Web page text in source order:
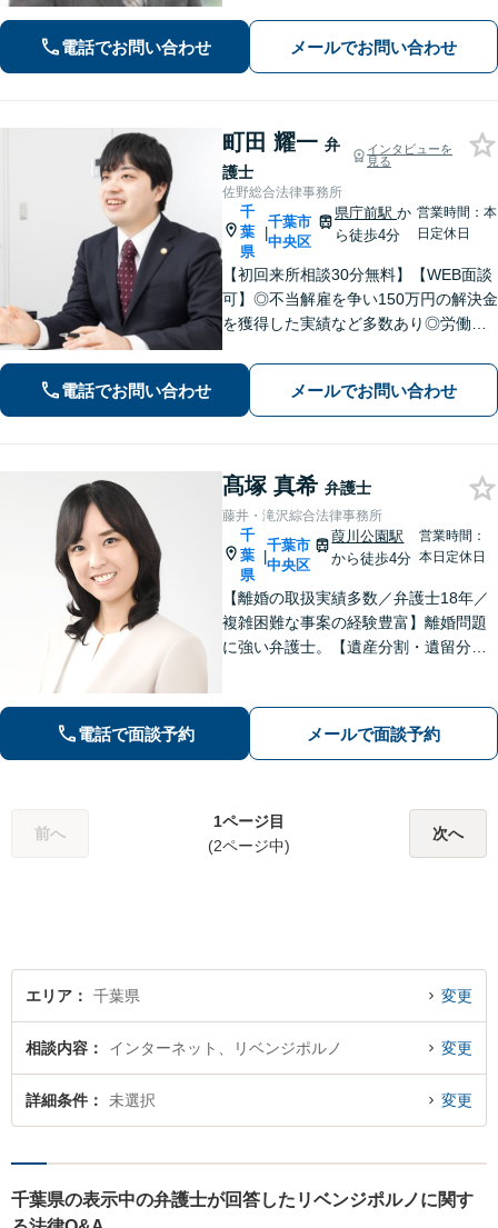
ート！介護／不貞・離婚協議／相続／
債務整理も対応【夜間・休日面談可】
電話でお問い合わせ メールでお問い合わせ
町田 耀一 弁
護士
インタビューを
見る
佐野総合法律事務所
千
葉
県
|
千葉市
中央区
県庁前駅か
ら徒歩4分
営業時間：本
日定休日
【初回来所相談30分無料】【WEB面談
可】◎不当解雇を争い150万円の解決金
を獲得した実績など多数あり◎労働、
件1件、真摯に向き合うことを大切に、
丁寧なリーガルサービスを提供。ぜひ
ご相談ください。【県庁前駅4分】
電話でお問い合わせ メールでお問い合わせ
髙塚 真希 弁護士
藤井・滝沢綜合法律事務所
千
葉
県
|
千葉市
中央区
葭川公園駅
から徒歩4分
営業時間：
本日定休日
【離婚の取扱実績多数／弁護士18年／
複雑困難な事案の経験豊富】離婚問題
に強い弁護士。【遺産分割・遺留分・
寄り添って的確にアドバイスし、最善
の解決に導きます。【千葉駅徒歩13
電話で面談予約 メールで面談予約
前へ
1ページ目
(2ページ中)
次へ
エリア 千葉県 変更
相談内容 インターネット、リベンジポルノ 変更
詳細条件 未選択 変更
千葉県の表示中の弁護士が回答したリベンジポルノに関す